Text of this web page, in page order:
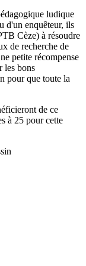
ludique
d'un enquêteur, ils
Cèze) à résoudre
de recherche de
petite récompense
les bons
pour que toute la
de ce
à 25 pour cette